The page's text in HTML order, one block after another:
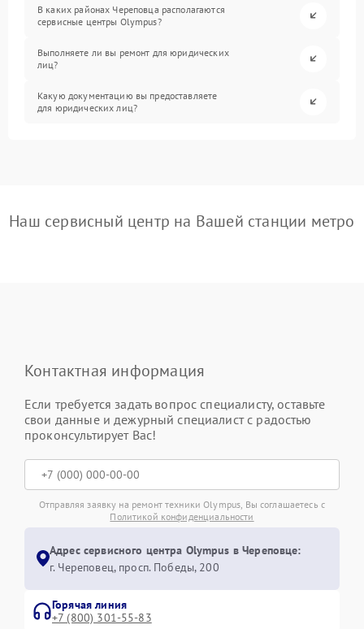
В каких районах Череповца располагаются
сервисные центры Olympus?
Выполняете ли вы ремонт для юридических
лиц?
Какую документацию вы предоставляете
для юридических лиц?
Наш сервисный центр на Вашей станции метро
Контактная информация
Если требуется задать вопрос специалисту, оставьте
свои данные и дежурный специалист с радостью
проконсультирует Вас!
Отправляя заявку на ремонт техники Olympus, Вы соглашаетесь с
Политикой конфиденциальности
Адрес сервисного центра Olympus в Череповце:
г. Череповец, просп. Победы, 200
Горячая линия
+7 (800) 301-55-83